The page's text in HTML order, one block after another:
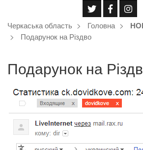
Черкаська область Головна
Подарунок на Різдво
Подарунок на